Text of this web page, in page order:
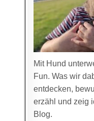
Mit Hund
Fun. Was wir
entdecken,
erzähl und zeig
Blog.